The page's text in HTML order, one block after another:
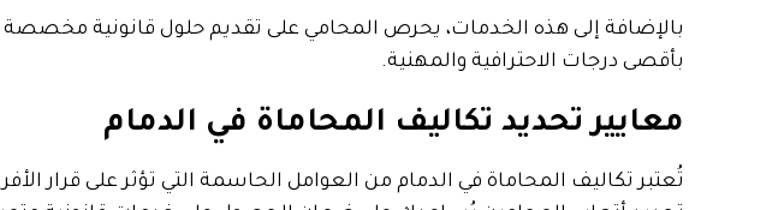
بالإضافة إلى هذه الخدمات، يحرص المحامي على تقديم حلول قانونية
بأقصى درجات الاحترافية والمهنية.
معايير تحديد تكاليف المحاماة في الدمام
تُعتبر تكاليف المحاماة في الدمام من العوامل الحاسمة التي تؤثر على قرار